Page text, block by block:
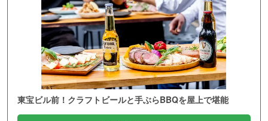
東宝ビル前！クラフトビールと手ぶらBBQを屋上で堪能